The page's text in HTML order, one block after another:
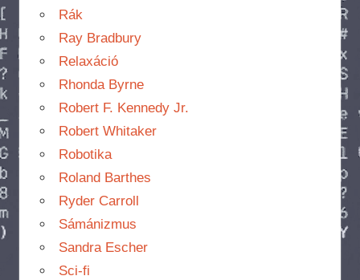
Rák
Ray Bradbury
Relaxáció
Rhonda Byrne
Robert F. Kennedy Jr.
Robert Whitaker
Robotika
Roland Barthes
Ryder Carroll
Sámánizmus
Sandra Escher
Sci-fi